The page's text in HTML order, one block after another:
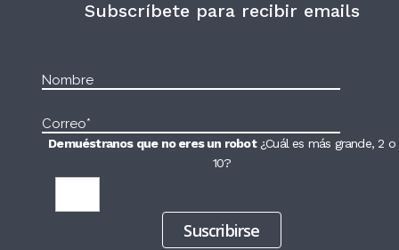
Subscríbete para recibir emails
Demuéstranos que no eres un robot ¿Cuál es más grande, 2 o
10?